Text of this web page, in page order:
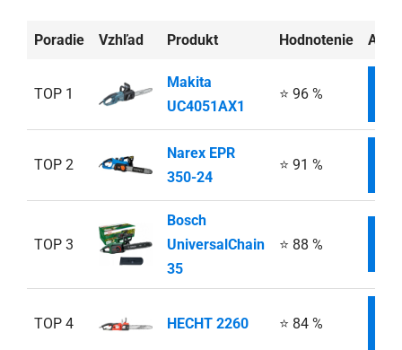
Poradie Vzhľad Produkt Hodnotenie
TOP 1
Makita
UC4051AX1
⭐ 96 %
TOP 2
Narex EPR
350-24
⭐ 91 %
TOP 3
Bosch
UniversalChain
35
⭐ 88 %
TOP 4 HECHT 2260 ⭐ 84 %